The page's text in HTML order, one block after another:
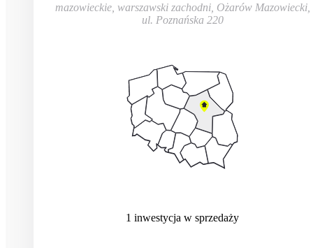
mazowieckie, warszawski zachodni, Ożarów Mazowiecki,
ul. Poznańska 220
1 inwestycja w sprzedaży